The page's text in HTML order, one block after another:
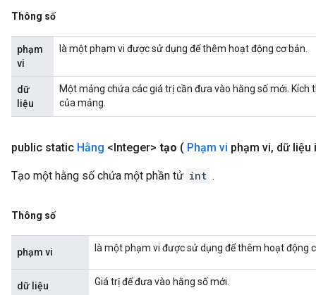
Thông số
phạm
vi
là một phạm vi được sử dụng để thêm hoạt động cơ bản.
dữ
liệu
Một mảng chứa các giá trị cần đưa vào hằng số mới.
của mảng.
public static Hằng <Integer> tạo ( Phạm vi phạm vi, dữ liệu
Tạo một hằng số chứa một phần tử int .
Thông số
phạm vi là một phạm vi được sử dụng để thêm hoạt động
dữ liệu Giá trị để đưa vào hằng số mới.